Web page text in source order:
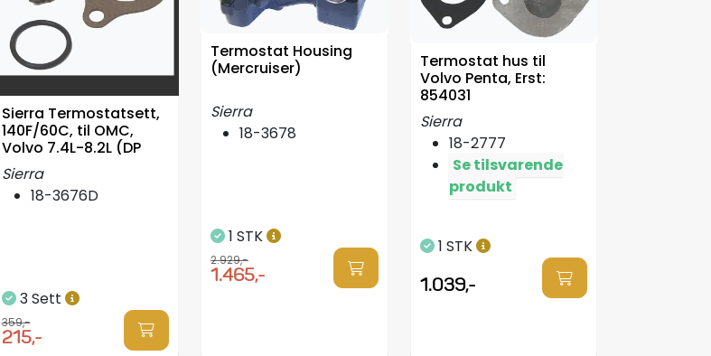
Sierra Termostatsett,
140F/60C, til OMC,
Volvo 7.4L-8.2L (DP
Sierra
18-3676D
3 Sett
359,-
215,-
Termostat Housing
(Mercruiser)
Sierra
18-3678
1 STK
2.929,-
1.465,-
Termostat hus til
Volvo Penta, Erst:
854031
Sierra
18-2777
Se tilsvarende
produkt
1 STK
1.039,-